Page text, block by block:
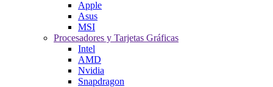
Apple
Asus
MSI
Procesadores y Tarjetas Gráficas
Intel
AMD
Nvidia
Snapdragon